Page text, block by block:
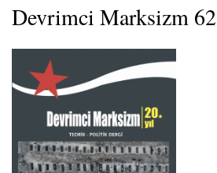
Devrimci Marksizm 62